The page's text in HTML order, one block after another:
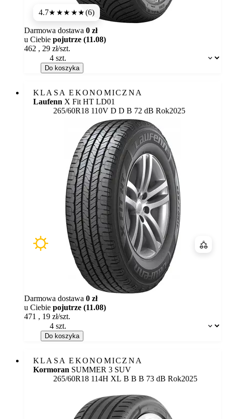
4.7★★★★★(6)
Dostępność:
Darmowa dostawa 0 zł
u Ciebie pojutrze (11.08)
462 , 29 zł/szt.
Do koszyka
KLASA EKONOMICZNA
Laufenn X Fit HT LD01
265/60R18 110V Etykieta:
D D B 72 dB Rok2025
Dostępność:
Darmowa dostawa 0 zł
u Ciebie pojutrze (11.08)
471 , 19 zł/szt.
Do koszyka
KLASA EKONOMICZNA
Kormoran SUMMER 3 SUV
265/60R18 114H XL Etykieta:
B B B 73 dB Rok2025